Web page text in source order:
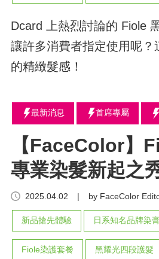
Dcard 上熱烈討論的 Fiole
讓許多消費者指定使用呢
的精緻髮感！
最新消息 首席專屬
【FaceColor】
專業染髮新起之
2025.04.02 | by FaceColor
新品搶先體驗 日系知名品牌染
Fiole染護套餐 黑耀光四段護髮